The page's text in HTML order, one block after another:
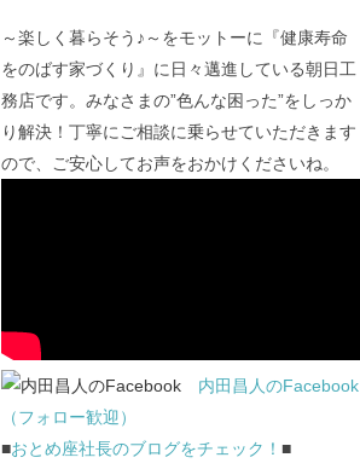
～楽しく暮らそう♪～をモットーに『健康寿命
をのばす家づくり』に日々邁進している朝日工
務店です。みなさまの”色んな困った”をしっか
り解決！丁寧にご相談に乗らせていただきます
ので、ご安心してお声をおかけくださいね。
内田昌人のFacebook
（フォロー歓迎）
■おとめ座社長のブログをチェック！■